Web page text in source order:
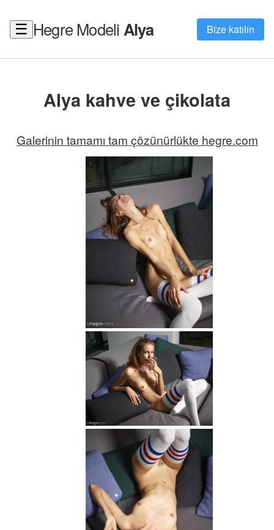
☰ Hegre ModeliAlya Bize katılın
Alya kahve ve çikolata
Galerinin tamamı tam çözünürlükte hegre.com